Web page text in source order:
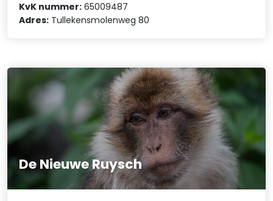
KvK nummer: 65009487
Adres: Tullekensmolenweg 80
De Nieuwe Ruysch